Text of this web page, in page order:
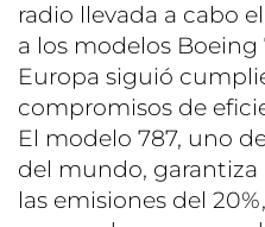
radio llevada a cabo
a los modelos
Europa siguió
compromisos de
El modelo 787, uno
del mundo,
las emisiones del